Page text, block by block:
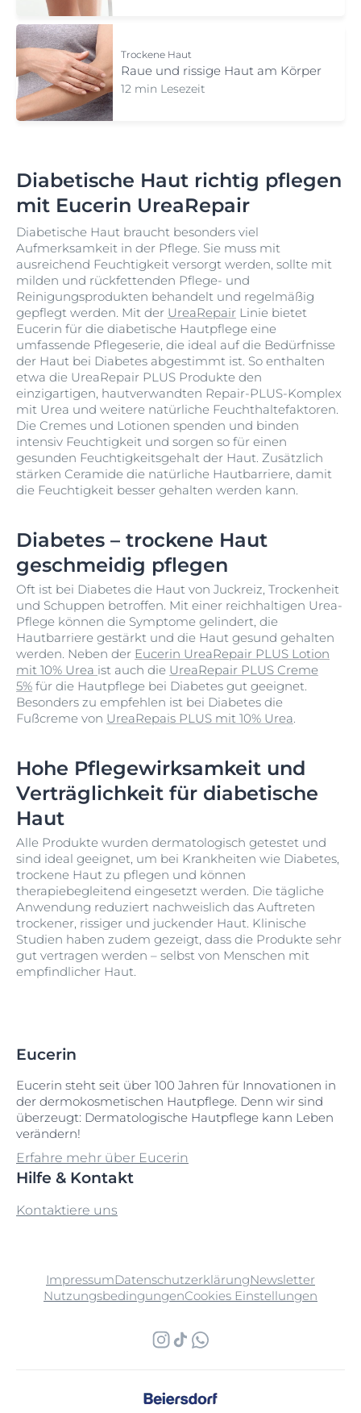
Trockene Haut
Raue und rissige Haut am Körper
12 min Lesezeit
Diabetische Haut richtig pflegen
mit Eucerin UreaRepair
Diabetische Haut braucht besonders viel
Aufmerksamkeit in der Pflege. Sie muss mit
ausreichend Feuchtigkeit versorgt werden, sollte mit
milden und rückfettenden Pflege- und
Reinigungsprodukten behandelt und regelmäßig
gepflegt werden. Mit der UreaRepair Linie bietet
Eucerin für die diabetische Hautpflege eine
umfassende Pflegeserie, die ideal auf die Bedürfnisse
der Haut bei Diabetes abgestimmt ist. So enthalten
etwa die UreaRepair PLUS Produkte den
einzigartigen, hautverwandten Repair-PLUS-Komplex
mit Urea und weitere natürliche Feuchthaltefaktoren.
Die Cremes und Lotionen spenden und binden
intensiv Feuchtigkeit und sorgen so für einen
gesunden Feuchtigkeitsgehalt der Haut. Zusätzlich
stärken Ceramide die natürliche Hautbarriere, damit
die Feuchtigkeit besser gehalten werden kann.
Diabetes – trockene Haut
geschmeidig pflegen
Oft ist bei Diabetes die Haut von Juckreiz, Trockenheit
und Schuppen betroffen. Mit einer reichhaltigen Urea-
Pflege können die Symptome gelindert, die
Hautbarriere gestärkt und die Haut gesund gehalten
werden. Neben der Eucerin UreaRepair PLUS Lotion
mit 10% Urea ist auch die UreaRepair PLUS Creme
5% für die Hautpflege bei Diabetes gut geeignet.
Besonders zu empfehlen ist bei Diabetes die
Fußcreme von UreaRepais PLUS mit 10% Urea.
Hohe Pflegewirksamkeit und
Verträglichkeit für diabetische
Haut
Alle Produkte wurden dermatologisch getestet und
sind ideal geeignet, um bei Krankheiten wie Diabetes,
trockene Haut zu pflegen und können
therapiebegleitend eingesetzt werden. Die tägliche
Anwendung reduziert nachweislich das Auftreten
trockener, rissiger und juckender Haut. Klinische
Studien haben zudem gezeigt, dass die Produkte sehr
gut vertragen werden – selbst von Menschen mit
empfindlicher Haut.
Eucerin
Eucerin steht seit über 100 Jahren für Innovationen in
der dermokosmetischen Hautpflege. Denn wir sind
überzeugt: Dermatologische Hautpflege kann Leben
verändern!
Erfahre mehr über Eucerin
Hilfe & Kontakt
Kontaktiere uns
ImpressumDatenschutzerklärungNewsletter
NutzungsbedingungenCookies Einstellungen